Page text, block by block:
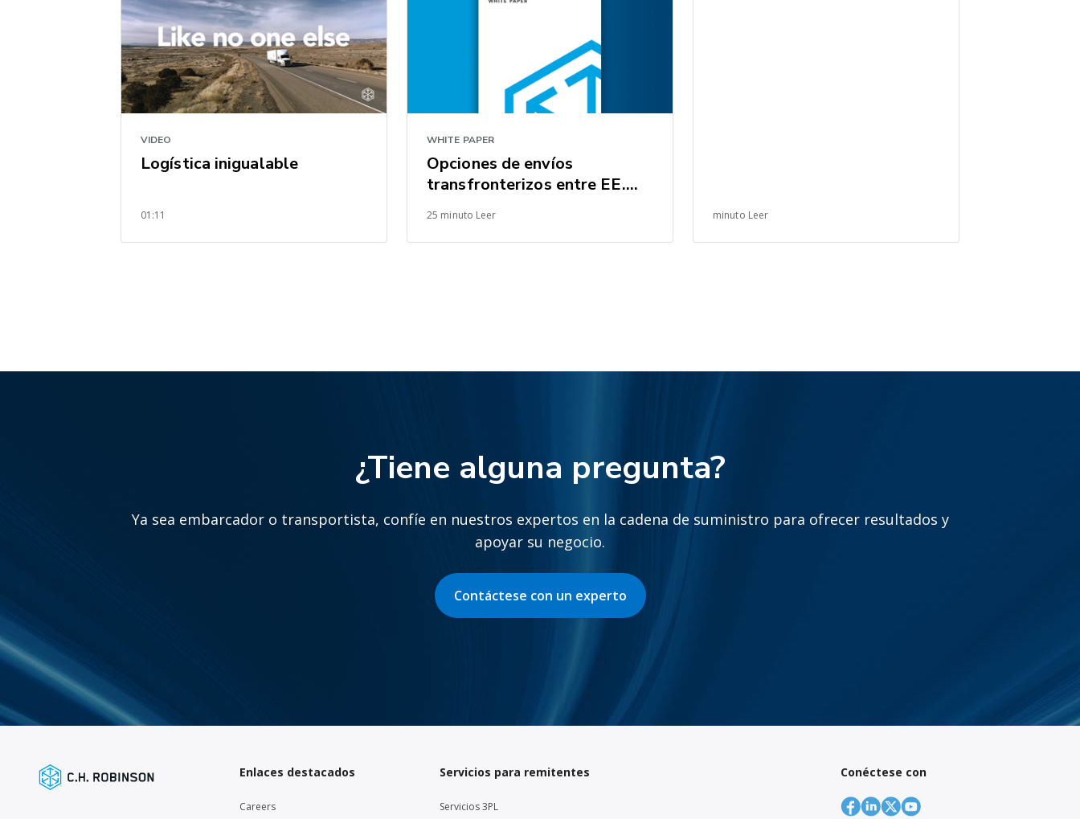
VIDEO
Logística inigualable
01:11
WHITE PAPER
Opciones de envíos
transfronterizos entre EE.
25 minuto Leer minuto Leer
¿Tiene alguna pregunta?
Ya sea embarcador o transportista, confíe en nuestros expertos en la cadena de suministro para ofrecer resultados y
apoyar su negocio.
Contáctese con un experto
Enlaces destacados
Careers
Servicios para remitentes
Servicios 3PL
Conéctese con